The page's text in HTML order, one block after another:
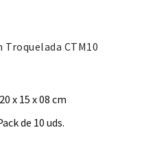
Troquelada CTM10
x 15 x 08 cm
de 10 uds.